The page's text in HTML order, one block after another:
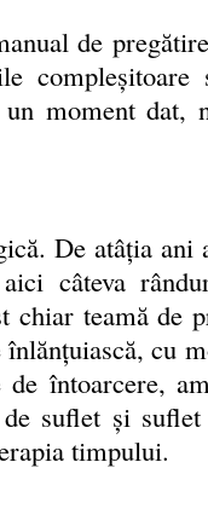
de
compleşitoare
moment dat,
De atâţia
câteva
chiar teamă de
cu
întoarcere,
suflet şi
timpului.